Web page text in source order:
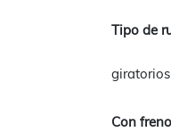
giratorios